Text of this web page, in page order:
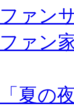
ファン
ファン
「夏の